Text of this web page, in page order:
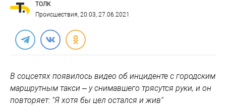
ТОЛК
Происшествия, 20:03, 27.06.2021
В соцсетях появилось видео об инциденте с городским
маршрутным такси – у снимавшего трясутся руки, и он
повторяет: "Я хотя бы цел остался и жив"